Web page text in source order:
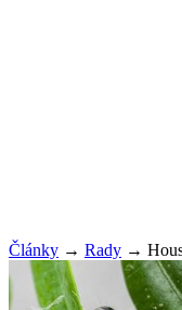
Články → Rady →